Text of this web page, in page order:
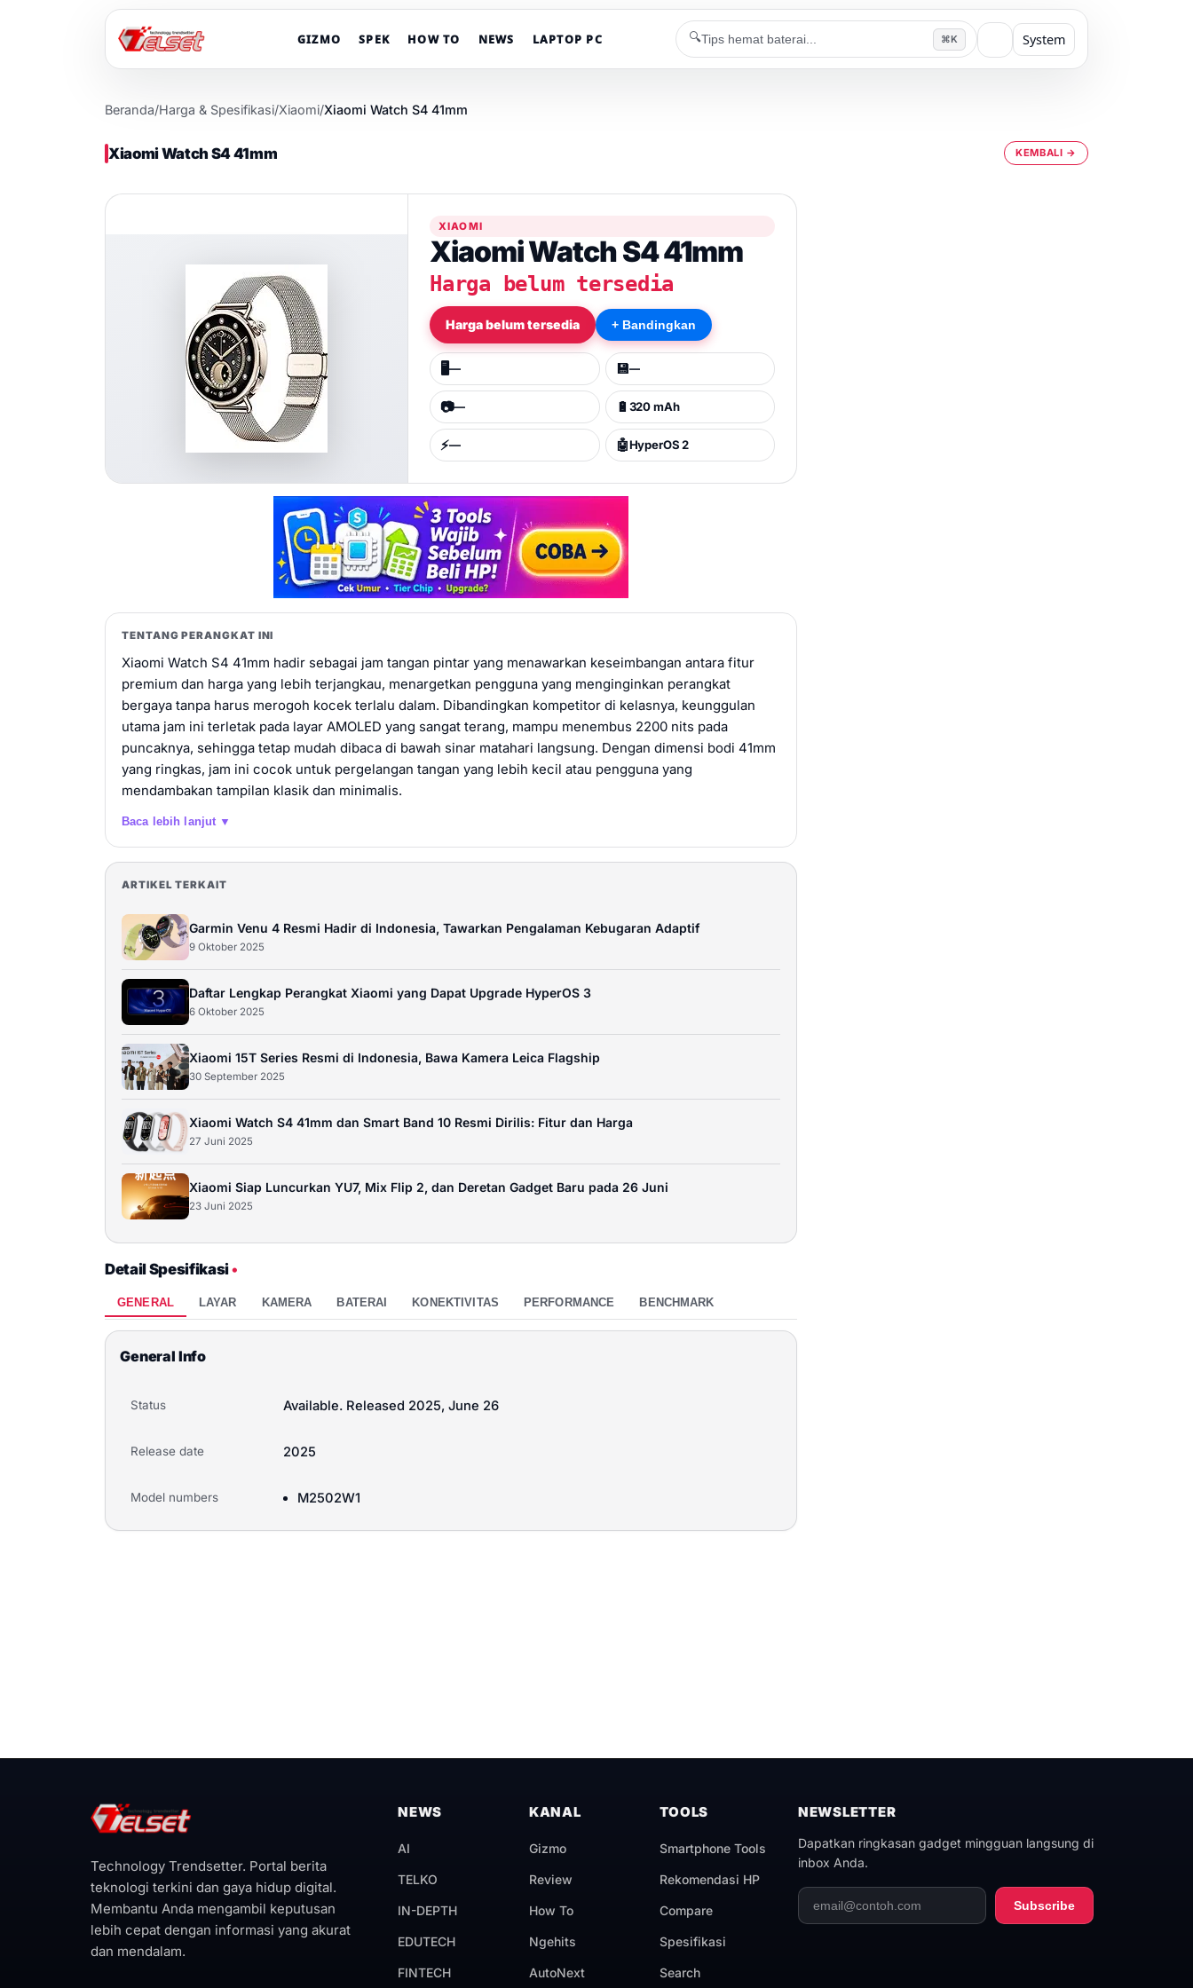
GIZMO SPEK HOW TO NEWS LAPTOP PC 🔍 ⌘K System
Beranda/Harga & Spesifikasi/Xiaomi/Xiaomi Watch S4 41mm
Xiaomi Watch S4 41mm KEMBALI →
XIAOMI
Xiaomi Watch S4 41mm
Harga belum tersedia
Harga belum tersedia + Bandingkan
🖥️— 💾—
📷— 🔋 320 mAh
⚡— 🤖HyperOS 2
TENTANG PERANGKAT INI
Xiaomi Watch S4 41mm hadir sebagai jam tangan pintar yang menawarkan keseimbangan antara fitur
premium dan harga yang lebih terjangkau, menargetkan pengguna yang menginginkan perangkat
bergaya tanpa harus merogoh kocek terlalu dalam. Dibandingkan kompetitor di kelasnya, keunggulan
utama jam ini terletak pada layar AMOLED yang sangat terang, mampu menembus 2200 nits pada
puncaknya, sehingga tetap mudah dibaca di bawah sinar matahari langsung. Dengan dimensi bodi 41mm
yang ringkas, jam ini cocok untuk pergelangan tangan yang lebih kecil atau pengguna yang
mendambakan tampilan klasik dan minimalis.
Baca lebih lanjut ▼
ARTIKEL TERKAIT
Garmin Venu 4 Resmi Hadir di Indonesia, Tawarkan Pengalaman Kebugaran Adaptif
9 Oktober 2025
Daftar Lengkap Perangkat Xiaomi yang Dapat Upgrade HyperOS 3
6 Oktober 2025
Xiaomi 15T Series Resmi di Indonesia, Bawa Kamera Leica Flagship
30 September 2025
Xiaomi Watch S4 41mm dan Smart Band 10 Resmi Dirilis: Fitur dan Harga
27 Juni 2025
Xiaomi Siap Luncurkan YU7, Mix Flip 2, dan Deretan Gadget Baru pada 26 Juni
23 Juni 2025
Detail Spesifikasi•
GENERAL LAYAR KAMERA BATERAI KONEKTIVITAS PERFORMANCE BENCHMARK
General Info
Status Available. Released 2025, June 26
Release date 2025
Model numbers M2502W1
Technology Trendsetter. Portal berita
teknologi terkini dan gaya hidup digital.
Membantu Anda mengambil keputusan
lebih cepat dengan informasi yang akurat
dan mendalam.
NEWS
AI
TELKO
IN-DEPTH
EDUTECH
FINTECH
KANAL
Gizmo
Review
How To
Ngehits
AutoNext
TOOLS
Smartphone Tools
Rekomendasi HP
Compare
Spesifikasi
Search
NEWSLETTER
Dapatkan ringkasan gadget mingguan langsung di
inbox Anda.
Subscribe